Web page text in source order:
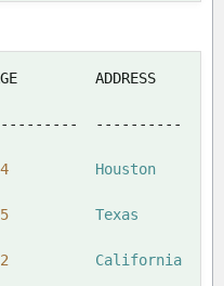
ADDRESS
----------
Houston
Texas
California